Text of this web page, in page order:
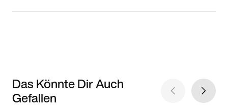
Das Könnte Dir Auch
Gefallen